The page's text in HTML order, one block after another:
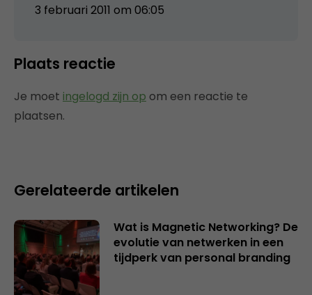
3 februari 2011 om 06:05
Plaats reactie
Je moet ingelogd zijn op om een reactie te
plaatsen.
Gerelateerde artikelen
Wat is Magnetic Networking? De
evolutie van netwerken in een
tijdperk van personal branding